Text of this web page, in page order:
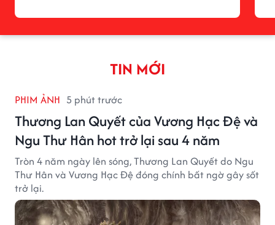
TIN MỚI
PHIM ẢNH 5 phút trước
Thương Lan Quyết của Vương Hạc Đệ và
Ngu Thư Hân hot trở lại sau 4 năm
Tròn 4 năm ngày lên sóng, Thương Lan Quyết do Ngu
Thư Hân và Vương Hạc Đệ đóng chính bất ngờ gây sốt
trở lại.